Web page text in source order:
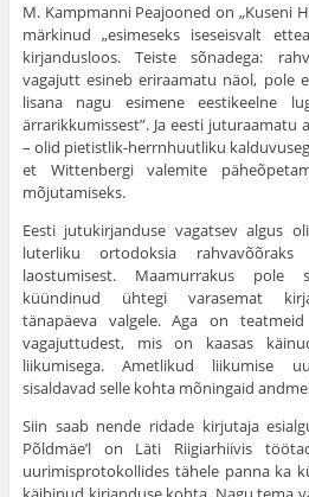
M. Kampmanni Peajooned on „Kuseni
märkinud „esimeseks iseseisvalt
kirjandusloos. Teiste sõnadega:
vagajutt esineb eriraamatu näol, pole
lisana nagu esimene eestikeelne
ärrarikkumissest”. Ja eesti juturaamatu
– olid pietistlik-herrnhuutliku
et Wittenbergi valemite
mõjutamiseks.
Eesti jutukirjanduse vagatsev algus
luterliku ortodoksia rahvavõõraks
laostumisest. Maamurrakus pole
küündinud ühtegi varasemat
tänapäeva valgele. Aga on
vagajuttudest, mis on kaasas
liikumisega. Ametlikud liikumise
sisaldavad selle kohta mõningaid
Siin saab nende ridade kirjutaja
Põldmäe’l on Läti Riigiarhiivis
uurimisprotokollides tähele panna ka